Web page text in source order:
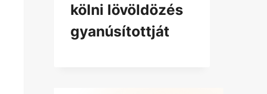
kölni lövöldözés
gyanúsítottját